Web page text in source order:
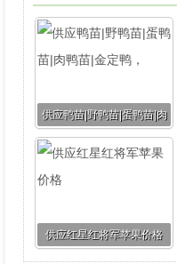
供应鸭苗|野鸭苗|蛋鸭苗|肉
鸭苗|金定鸭，
供应红星红将军苹果价格